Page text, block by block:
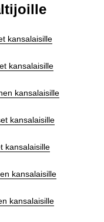
kansalaisille
kansalaisille
kansalaisille
kansalaisille
kansalaisille
kansalaisille
kansalaisille